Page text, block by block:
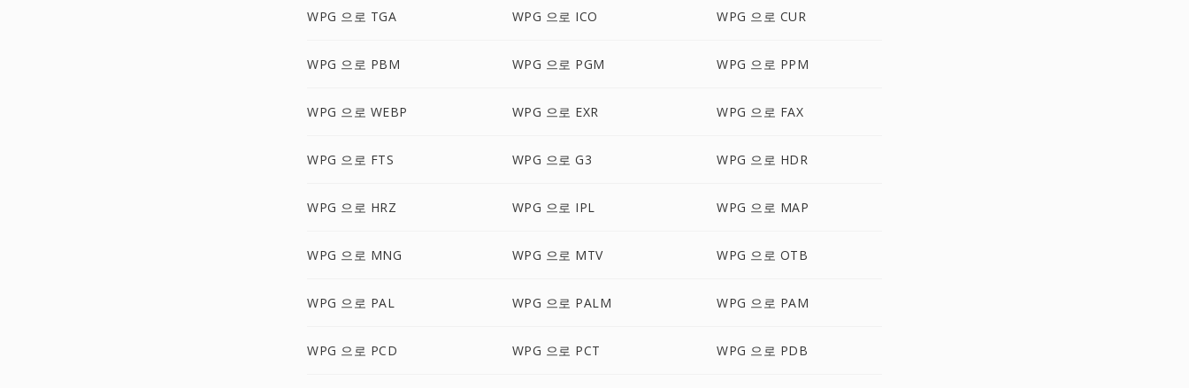
WPG 으로 TGA WPG 으로 ICO WPG 으로 CUR
WPG 으로 PBM WPG 으로 PGM WPG 으로 PPM
WPG 으로 WEBP WPG 으로 EXR WPG 으로 FAX
WPG 으로 FTS WPG 으로 G3 WPG 으로 HDR
WPG 으로 HRZ WPG 으로 IPL WPG 으로 MAP
WPG 으로 MNG WPG 으로 MTV WPG 으로 OTB
WPG 으로 PAL WPG 으로 PALM WPG 으로 PAM
WPG 으로 PCD WPG 으로 PCT WPG 으로 PDB